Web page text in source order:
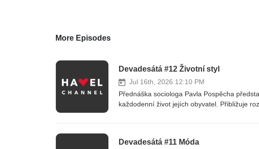
More Episodes
Devadesátá #12 Životní styl
Jul 16th, 2026 12:10 PM
Přednáška sociologa Pavla Pospěcha
každodenní život jejích obyvatel. Přibližuje
proměnám gastronomie, vzniku nových
současnosti.
Devadesátá #11 Móda